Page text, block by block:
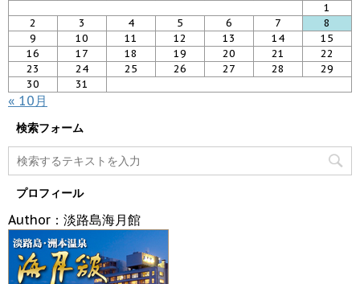
1
2
3 4 5 6 7
8
9
10 11 12 13 14
15
16
17 18 19 20 21
22
23
24 25 26 27 28
29
30
31
« 10月
検索フォーム
プロフィール
Author：淡路島海月館